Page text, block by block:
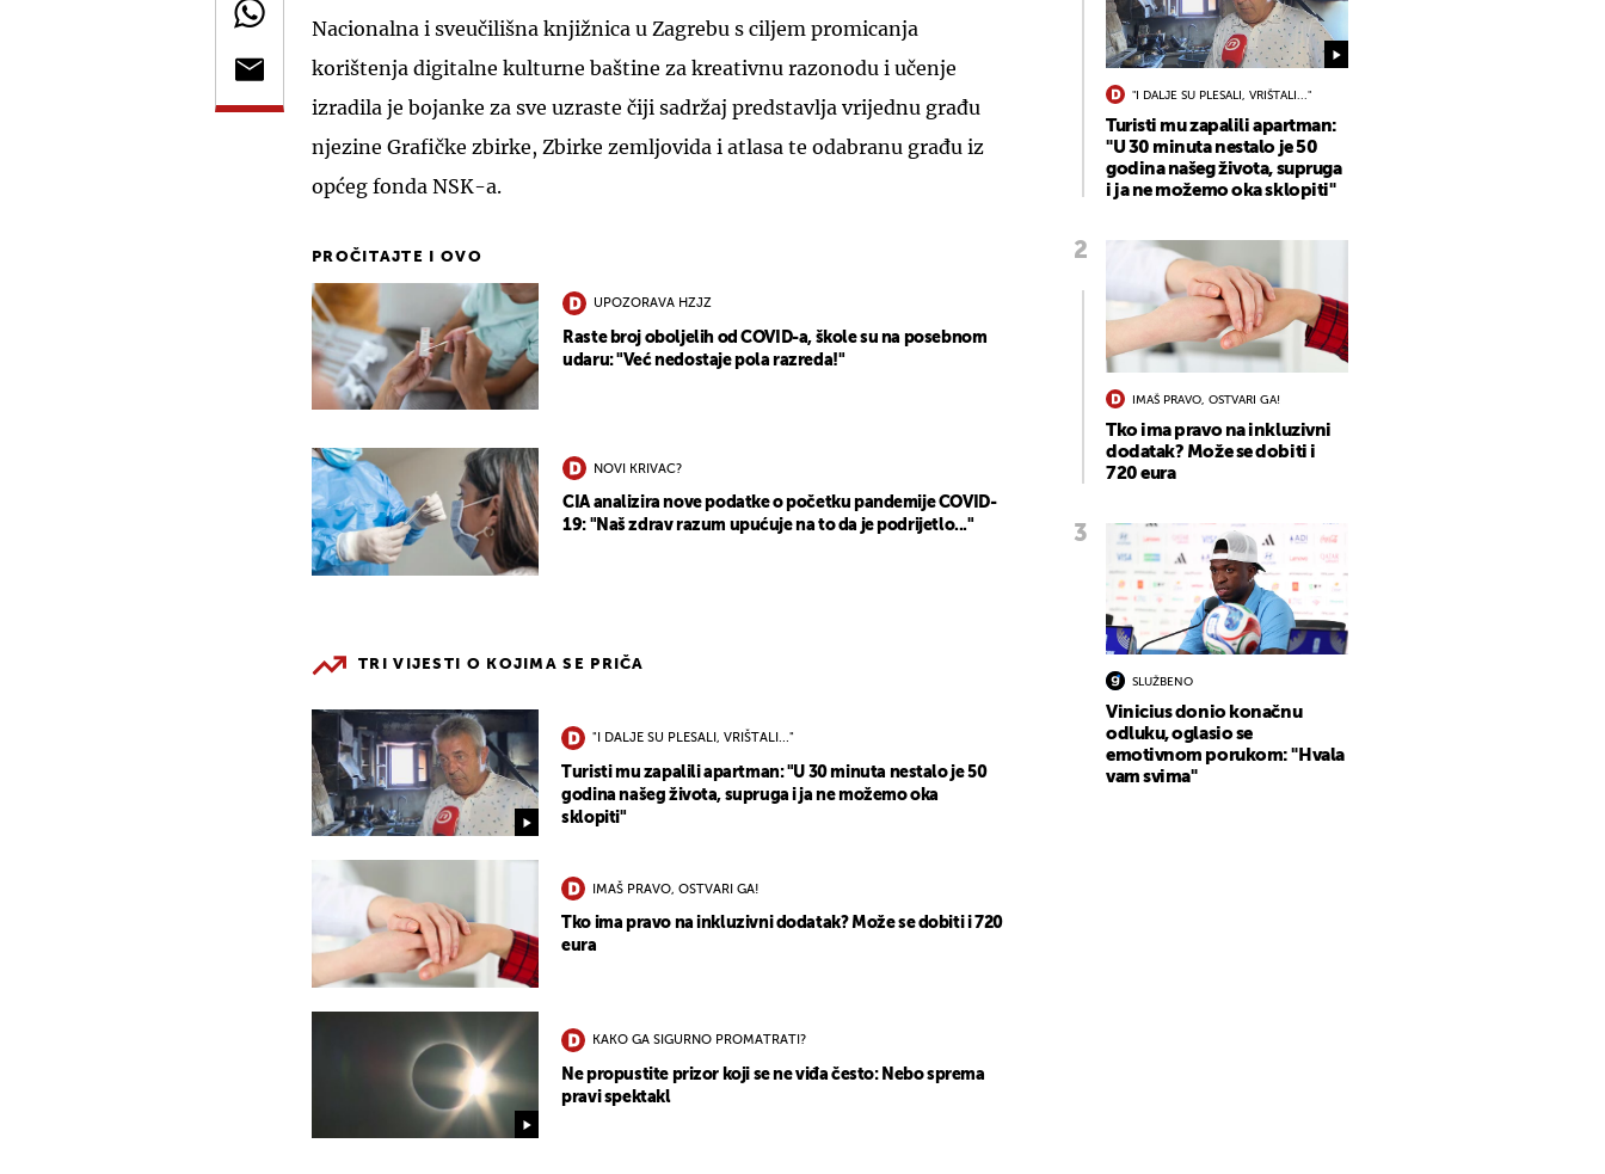
Nacionalna i sveučilišna knjižnica u Zagrebu s ciljem promicanja
korištenja digitalne kulturne baštine za kreativnu razonodu i učenje
izradila je bojanke za sve uzraste čiji sadržaj predstavlja vrijednu građu
njezine Grafičke zbirke, Zbirke zemljovida i atlasa te odabranu građu iz
općeg fonda NSK-a.
PROČITAJTE I OVO
UPOZORAVA HZJZ
Raste broj oboljelih od COVID-a, škole su na posebnom
udaru: "Već nedostaje pola razreda!"
NOVI KRIVAC?
CIA analizira nove podatke o početku pandemije COVID-
19: "Naš zdrav razum upućuje na to da je podrijetlo..."
TRI VIJESTI O KOJIMA SE PRIČA
"I DALJE SU PLESALI, VRIŠTALI..."
Turisti mu zapalili apartman: "U 30 minuta nestalo je 50
godina našeg života, supruga i ja ne možemo oka
sklopiti"
IMAŠ PRAVO, OSTVARI GA!
Tko ima pravo na inkluzivni dodatak? Može se dobiti i 720
eura
KAKO GA SIGURNO PROMATRATI?
Ne propustite prizor koji se ne viđa često: Nebo sprema
pravi spektakl
"I DALJE SU PLESALI, VRIŠTALI..."
Turisti mu zapalili apartman:
"U 30 minuta nestalo je 50
godina našeg života, supruga
i ja ne možemo oka sklopiti"
IMAŠ PRAVO, OSTVARI GA!
Tko ima pravo na inkluzivni
dodatak? Može se dobiti i
720 eura
SLUŽBENO
Vinicius donio konačnu
odluku, oglasio se
emotivnom porukom: "Hvala
vam svima"